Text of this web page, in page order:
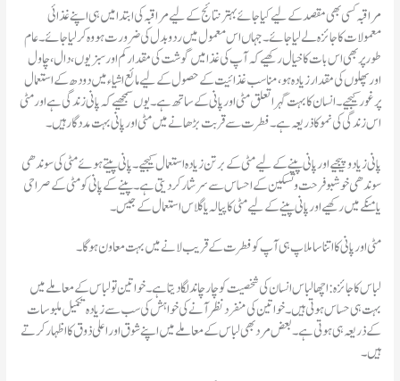
مراقبہ کسی بھی مقصد کے لیے کیا جائے بہتر نتائج کے لیے مراقبہ کی ابتدا میں ہی اپنے غذائی
معمولات کا جائزہ لے لیا جائے۔ جہاں اس معمول میں رد و بدل کی ضرورت ہو وہ کر لیا جائے۔ عام
طور پر بھی اس بات کا خیال رکھیے کہ آپ کی غذا میں گوشت کی مقدار کم اور سبزیوں، دال، چاول
اور پھلوں کی مقدار زیادہ ہو، مناسب غذائیت کے حصول کے لیے مائع اشیاء میں دودھ کے استعمال
پر غور کیجیے۔ انسان کا بہت گہرا تعلق مٹی اور پانی کے ساتھ ہے۔ یوں سمجھیے کہ پانی زندگی ہے اور مٹی
اس زندگی کی نمو کا ذریعہ ہے۔ فطرت سے قربت بڑھانے میں مٹی اور پانی بہت مددگار ہیں۔
پانی زیاد و پیجیے اور پانی پینے کے لیے مٹی کے برتن زیادہ استعمال کیجیے۔ پانی پیتے ہوئے مٹی کی سوندھی
سوندھی خوشبو فرحت و تسکین کے احساس سےسرشار کر دیتی ہے۔ پینے کے پانی کو مٹی کے صراحی
یا منکے میں رکھیے اور پانی پینے کے لیے مٹی کا پیالہ یا گلاس استعمال کے جیس۔
مٹی اور پانی کا اتنا سا ملاپ ہی آپ کو فطرت کےقریب لانے میں بہت معاون ہو گا۔
بہت ہی حساس ہوتی ہیں۔ خواتین کی منفرد نظر آنے کی خواہش کی سب سے زیادہ تکمیل ملبوسات
کے ذریعہ ہی ہوتی ہے۔ بعض مرد بھی لباس کے معاملے میں اپنے شوق اور اعلی ذوق کا اظہار کرتے
ہیں۔